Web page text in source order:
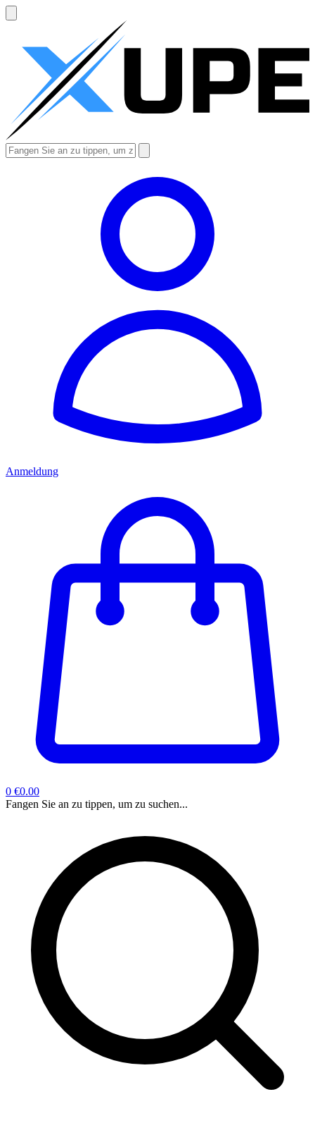
Anmeldung
0 €0.00
Fangen Sie an zu tippen, um zu suchen...